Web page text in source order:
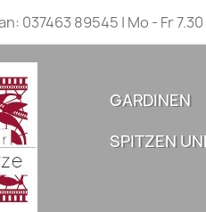
037463 89545 | Mo - Fr
GARDINEN
SPITZEN